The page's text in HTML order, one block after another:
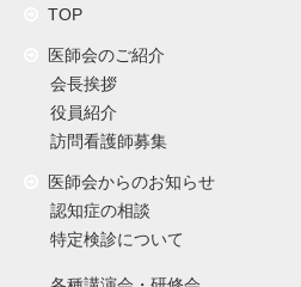
TOP
医師会のご紹介
会長挨拶
役員紹介
訪問看護師募集
医師会からのお知らせ
認知症の相談
特定検診について